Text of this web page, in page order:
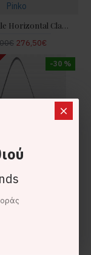
Pinko
Pinko Saddle Horizontal Classic Grey Leather Shoulder Τσάντα
276,50€
-30 %